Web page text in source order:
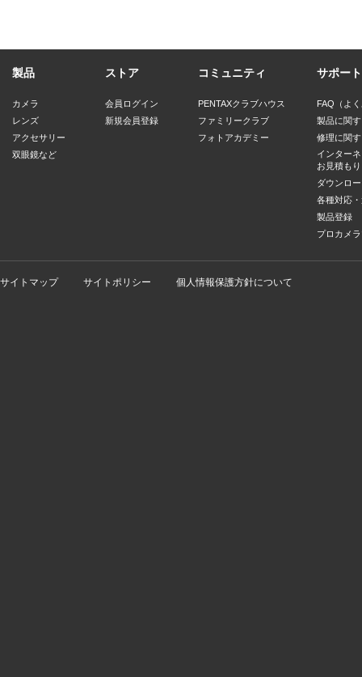
製品
カメラ
レンズ
アクセサリー
双眼鏡など
ストア
会員ログイン
新規会員登録
コミュニティ
PENTAXクラブハウス
ファミリークラブ
フォトアカデミー
サポート
FAQ（よ
製品に関
修理に関
インター
お見積もり
ダウンロ
各種対応
製品登録
プロカメ
サイトマップ サイトポリシー 個人情報保護方針について